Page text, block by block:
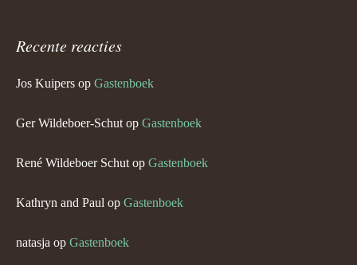
Recente reacties
Jos Kuipers op Gastenboek
Ger Wildeboer-Schut op Gastenboek
René Wildeboer Schut op Gastenboek
Kathryn and Paul op Gastenboek
natasja op Gastenboek